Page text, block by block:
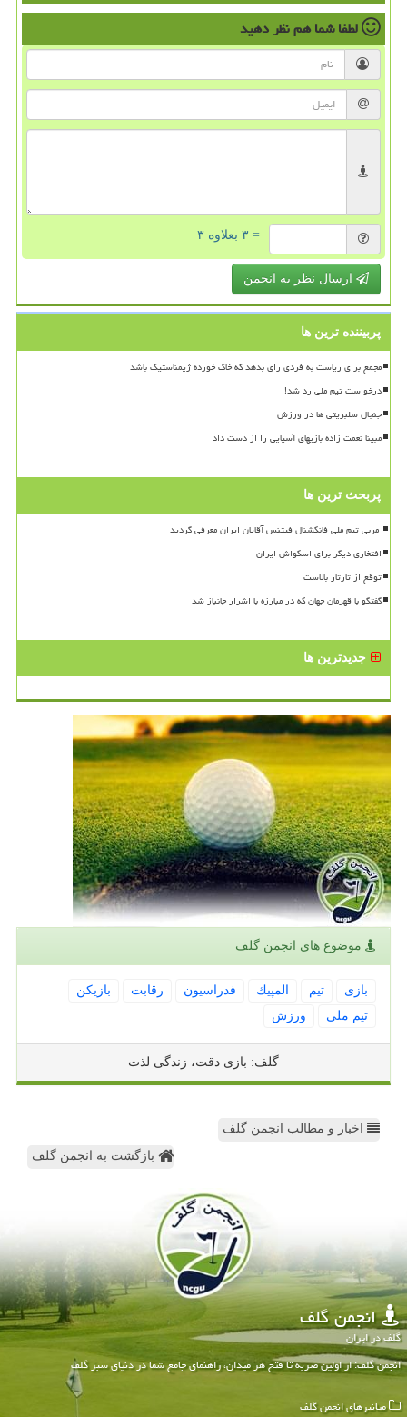
لطفا شما همنظر دهید
= ۳ بعلاوه ۳
ارسال نظر به انجمن
پربیننده ترین ها
مجمع برای ریاست به فردی رای بدهد که خاک خورده ژیمناستیک باشد
درخواست تیم ملی رد شد!
جنجال سلبریتی ها در ورزش
مبینا نعمت زاده بازیهای آسیایی را از دست داد
پربحث ترین ها
افتخاری دیگر برای اسکواش ایران
توقع از تارتار بالاست
گفتگو با قهرمان جهان که در مبارزه با اشرار جانباز شد
جدیدترین ها
موضوع های انجمن گلف
بازی تیم المپیك فدراسیون رقابت
بازیكن
تیم ملی
ورزش
گلف: بازی دقت، زندگی لذت
اخبار و مطالب انجمن گلف
بازگشت به انجمن گلف
انجمن گلف
گلف در ایران
انجمن گلف: از اولین ضربه تا فتح هر میدان، راهنمای جامع شما در دنیای سبز گلف
میانبرهای انجمن گلف